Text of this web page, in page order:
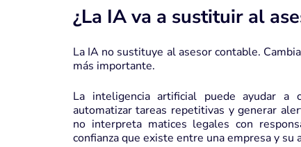
¿La IA va a sustituir al
La IA no sustituye al asesor contable.
más importante.
La inteligencia artificial puede ayudar a
automatizar tareas repetitivas y generar
no interpreta matices legales con
confianza que existe entre una empresa y su